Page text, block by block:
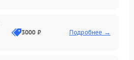
3000 ₽ Подробнее →